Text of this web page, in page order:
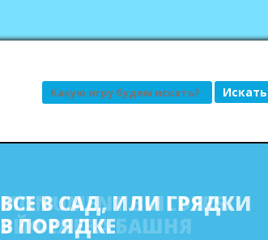
Поиск
ВСЕ В САД, ИЛИ ГРЯДКИ
В ПОРЯДКЕ